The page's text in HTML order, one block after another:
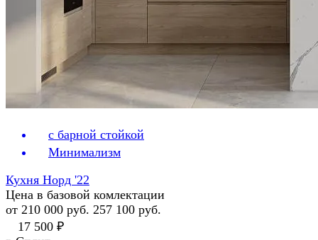
с барной стойкой
Минимализм
Кухня Норд '22
Цена в базовой комлектации
от 210 000 руб. 257 100 руб.
17 500 ₽